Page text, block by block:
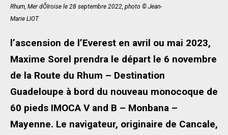
Rhum, Mer dÕIroise le 28 septembre 2022, photo © Jean-
Marie LIOT
l’ascension de l’Everest en avril ou mai 2023,
Maxime Sorel prendra le départ le 6 novembre
de la Route du Rhum – Destination
Guadeloupe à bord du nouveau monocoque de
60 pieds IMOCA V and B – Monbana –
Mayenne. Le navigateur, originaire de Cancale,